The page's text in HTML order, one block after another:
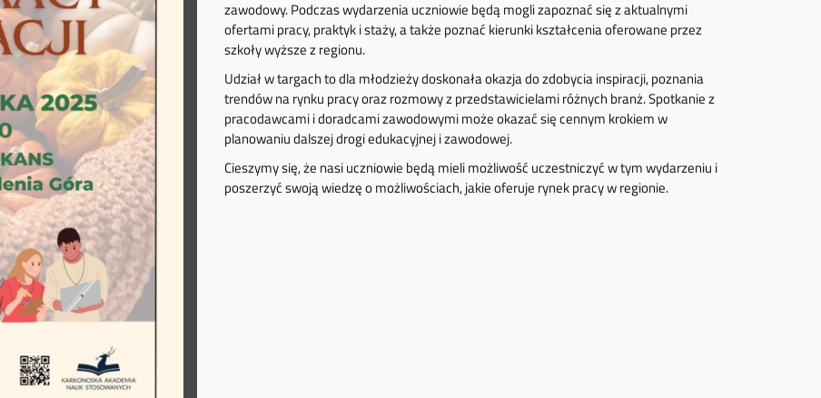
zawodowy. Podczas wydarzenia uczniowie będą mogli zapoznać się z aktualnymi
ofertami pracy, praktyk i staży, a także poznać kierunki kształcenia oferowane przez
szkoły wyższe z regionu.
Udział w targach to dla młodzieży doskonała okazja do zdobycia inspiracji, poznania
trendów na rynku pracy oraz rozmowy z przedstawicielami różnych branż. Spotkanie z
pracodawcami i doradcami zawodowymi może okazać się cennym krokiem w
planowaniu dalszej drogi edukacyjnej i zawodowej.
Cieszymy się, że nasi uczniowie będą mieli możliwość uczestniczyć w tym wydarzeniu i
poszerzyć swoją wiedzę o możliwościach, jakie oferuje rynek pracy w regionie.